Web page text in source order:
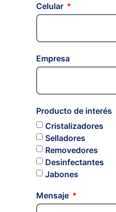
Celular
Empresa
Producto de interés
Cristalizadores
Selladores
Removedores
Desinfectantes
Jabones
Mensaje